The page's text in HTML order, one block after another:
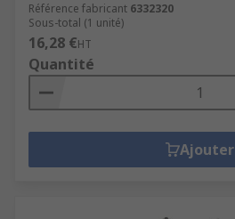
Référence fabricant 6332320
Sous-total (1 unité)
16,28 €HT
Quantité
Ajouter